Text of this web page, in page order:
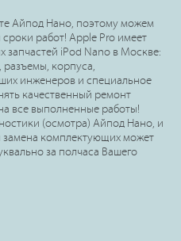
Айпод Нано, поэтому можем
работ! Apple Pro имеет
запчастей iPod Nano в Москве:
разъемы, корпуса,
инженеров и специальное
качественный ремонт
все выполненные работы!
(осмотра) Айпод Нано, и
замена комплектующих может
за полчаса Вашего